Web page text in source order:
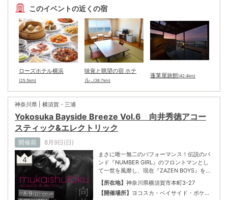
花・植物のイベント
ウォーキング・散策
このイベントの近くの宿
ローズホテル横浜
(25.5km)
味覚と眺望の宿 ホテ
ル...(38.7km)
蓬莱屋旅館(42.4km)
神奈川県 | 横須賀・三浦
Yokosuka Bayside Breeze Vol.6 向井秀徳アコー
スティック&エレクトリック
開催前 8月9日(日)
4
まさに唯一無二のパフォーマンス！伝説のバ
ンド『NUMBER GIRL』のフロントマンとし
て一世を風靡し、現在『ZAZEN BOYS』を率
いて独自の音楽道を突き進む向井秀徳がギタ
ー1本で弾き語る、圧巻のステージを楽しも
う！ ※未就学児は入場不可
【所在地】 神奈川県横須賀市本町3-27
【開催場所】 ヨコスカ・ベイサイド・ポケッ